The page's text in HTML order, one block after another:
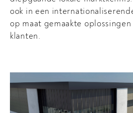
ook in een
op maat gemaakte
klanten.